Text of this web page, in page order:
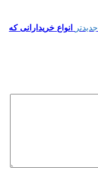
جدیدتر
انواع خریدارانی که